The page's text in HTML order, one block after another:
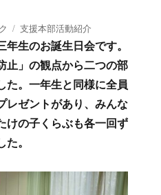
カ
テ
ゴ
リ
ー
支援本部活動紹介
生のお誕生日会です。
止」の観点から二つの部
た。一年生と同様に全員
レゼントがあり、みんな
けの子くらぶも各一回ず
。